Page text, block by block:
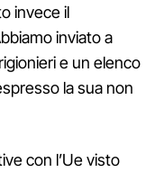
invece il
inviato a
e un elenco
la sua non
con l’Ue visto